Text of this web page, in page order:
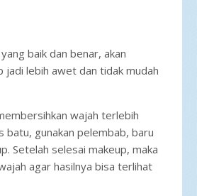
baik dan benar, akan
jadi lebih awet dan tidak mudah
wajah terlebih
batu, gunakan pelembab, baru
Setelah selesai makeup, maka
agar hasilnya bisa terlihat